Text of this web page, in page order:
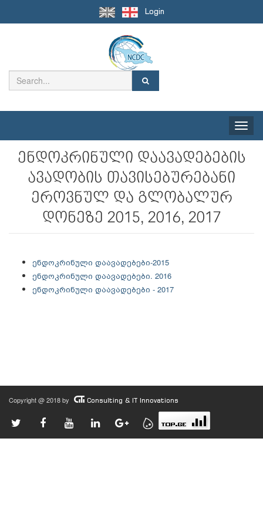
Login
Toggle
ენდოკრინული დაავადებების
ავადობის თავისებურებანი
ეროვნულ და გლობალურ
დონეზე 2015, 2016, 2017
ენდოკრინული დაავადებები-2015
ენდოკრინული დაავადებები. 2016
ენდოკრინული დაავადებები - 2017
Copyright @ 2018 by Consulting & IT Innovations